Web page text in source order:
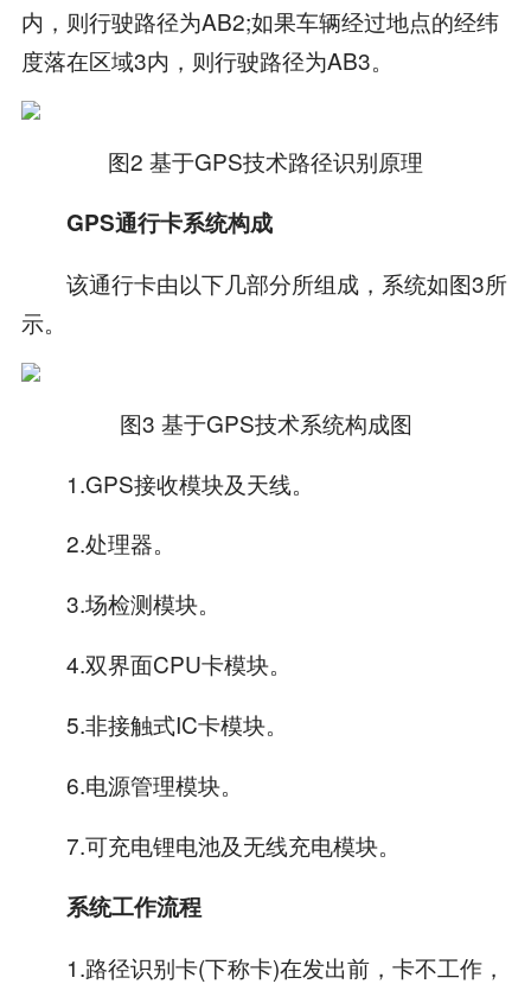
内，则行驶路径为AB2;如果车辆经过地点的经纬
度落在区域3内，则行驶路径为AB3。
图2 基于GPS技术路径识别原理
GPS通行卡系统构成
该通行卡由以下几部分所组成，系统如图3所
示。
图3 基于GPS技术系统构成图
1.GPS接收模块及天线。
2.处理器。
3.场检测模块。
4.双界面CPU卡模块。
5.非接触式IC卡模块。
6.电源管理模块。
7.可充电锂电池及无线充电模块。
系统工作流程
1.路径识别卡(下称卡)在发出前，卡不工作，